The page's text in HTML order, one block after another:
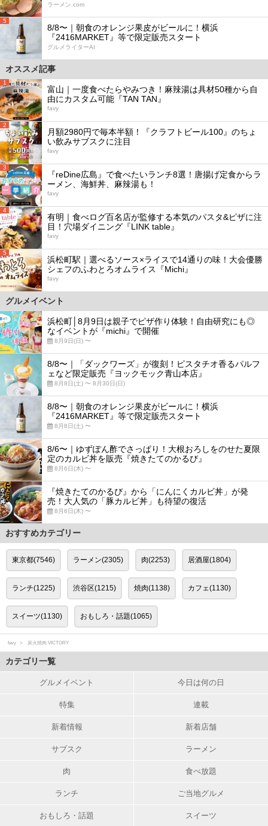
ラーメン.com
5
8/8〜｜朝食のオレンジ果皮がビールに！横浜
『2416MARKET』等で限定販売スタート
グルメライターAI
オススメ記事
1
富山｜一度食べたらやみつき！麻辣湯は具材50種から自
由にカスタム可能『TAN TAN』
favy
2
月額2980円で毎本半額！『クラフトビール100』のちょ
い飲みサブスクに注目
favy
3
『reDine広島』で食べたいランチ8選！唐揚げ定食からラ
ーメン、海鮮丼、麻辣湯も！
favy
4
有明｜食べログ百名店が監修する本気のパスタ&ピザに注
目！穴場ダイニング『LINK table』
favy
5
浜松町駅｜選べるソース×ライスで14通りの味！大会優勝
シェフのふわとろオムライス『Michi』
favy
グルメイベント
浜松町│8月9日は親子でピザ作り体験！自由研究にも◎
なイベントが『michi』で開催
8月9日(日) 〜
8/8〜｜「ダックワーズ」が復刻！ピスタチオ香るパルフ
ェなど限定販売『ヨックモック青山本店』
8月8日(土) 〜 8月30日(日)
8/8〜｜朝食のオレンジ果皮がビールに！横浜
『2416MARKET』等で限定販売スタート
8月8日(土) 〜
8/6〜｜ゆずぽん酢でさっぱり！大根おろしをのせた夏限
定のカルビ丼を販売『焼きたてのかるび』
8月6日(木) 〜
『焼きたてのかるび』から「にんにくカルビ丼」が発
売！大人気の「豚カルビ丼」も待望の復活
8月6日(木) 〜
おすすめカテゴリー
東京都(7546) ラーメン(2305) 肉(2253) 居酒屋(1804)
ランチ(1225) 渋谷区(1215) 焼肉(1138) カフェ(1130)
スイーツ(1130) おもしろ・話題(1065)
favy 炭火焼肉 VICTORY
カテゴリ一覧
グルメイベント 今日は何の日
特集 連載
新着情報 新着店舗
サブスク ラーメン
肉 食べ放題
ランチ ご当地グルメ
おもしろ・話題 スイーツ